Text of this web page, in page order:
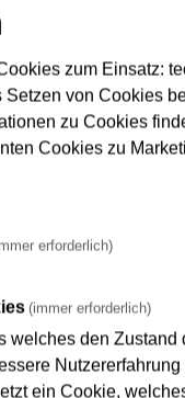
nach Möglichkeit
zum Einsatz:
von Cookies
zu Cookies
Cookies zu
erforderlich)
(immer erforderlich)
welches den
ein Cookie,